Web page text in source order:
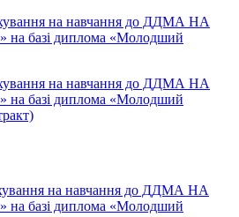
на навчання до ДДМА НА
базі диплома «Молодший
на навчання до ДДМА НА
базі диплома «Молодший
на навчання до ДДМА НА
базі диплома «Молодший